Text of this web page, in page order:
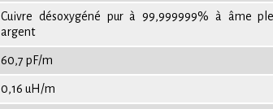
Cuivre désoxygéné pur à 99,999999% à âme
argent
60,7 pF/m
0,16 uH/m